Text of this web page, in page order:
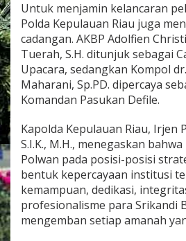
h
a
y
a
n
g
k
a
a
k
e
-
8
0
Untuk menjamin kelancaran
Polda Kepulauan Riau juga
cadangan. AKBP Adolfien
Tuerah, S.H. ditunjuk sebagai
Upacara, sedangkan Kompol
Maharani, Sp.PD. dipercaya
Komandan Pasukan Defile.
Kapolda Kepulauan Riau, Irjen
S.I.K., M.H., menegaskan
Polwan pada posisi-posisi
bentuk kepercayaan institusi
kemampuan, dedikasi,
profesionalisme para Srikandi
mengemban setiap amanah